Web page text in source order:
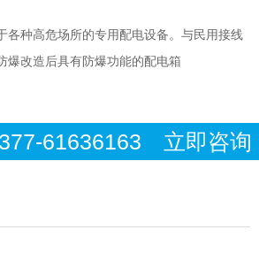
各种高危场所的专用配电设备。与民用接线
爆改造后具有防爆功能的配电箱
61636163 立即咨询